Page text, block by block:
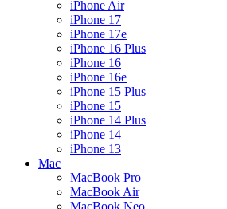
iPhone Air
iPhone 17
iPhone 17e
iPhone 16 Plus
iPhone 16
iPhone 16e
iPhone 15 Plus
iPhone 15
iPhone 14 Plus
iPhone 14
iPhone 13
Mac
MacBook Pro
MacBook Air
MacBook Neo